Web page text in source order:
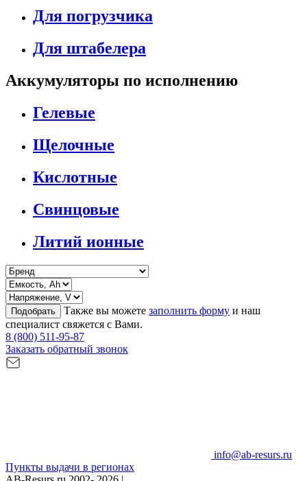
Для погрузчика
Для штабелера
Аккумуляторы по исполнению
Гелевые
Щелочные
Кислотные
Свинцовые
Литий ионные
Подобрать Также вы можете заполнить форму и наш
специалист свяжется с Вами.
8 (800) 511-95-87
Заказать обратный звонок
info@ab-resurs.ru
Пункты выдачи в регионах